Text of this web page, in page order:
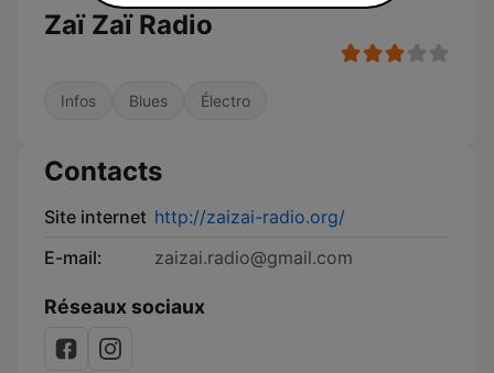
Zaï Zaï Radio
Infos Blues Électro
Contacts
Site internet http://zaizai-radio.org/
E-mail:
zaizai.radio@gmail.com
Réseaux sociaux